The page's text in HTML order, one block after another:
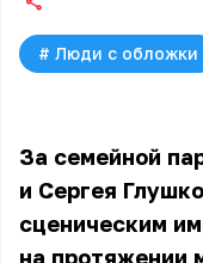
# Люди с обложки
За семейной
и Сергея
сценическим
на протяжении